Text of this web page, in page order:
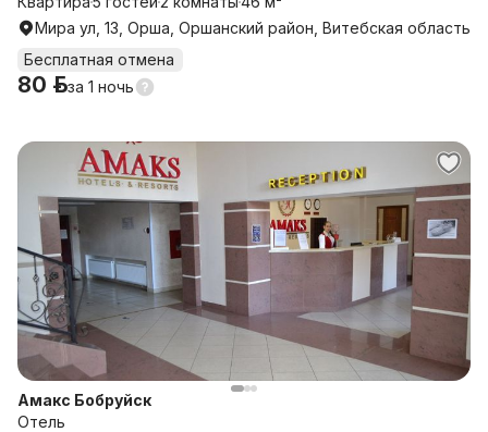
Мира ул, 13, Орша, Оршанский район, Витебская область
Бесплатная отмена
80 р.за 1 ночь
Амакс Бобруйск
Отель